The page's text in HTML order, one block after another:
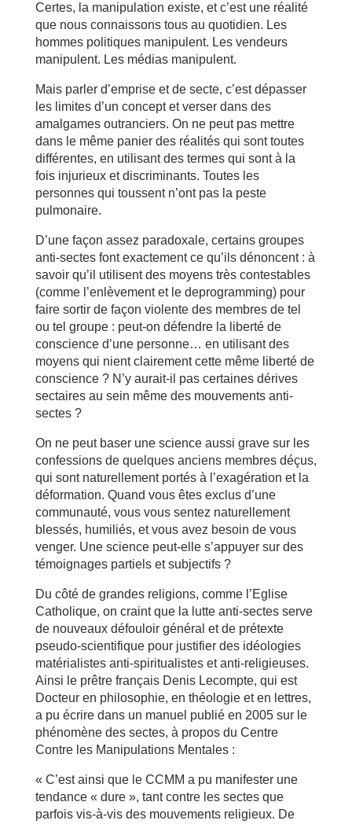
Certes, la manipulation existe, et c’est une réalité
que nous connaissons tous au quotidien. Les
hommes politiques manipulent. Les vendeurs
manipulent. Les médias manipulent.
Mais parler d’emprise et de secte, c’est dépasser
les limites d’un concept et verser dans des
amalgames outranciers. On ne peut pas mettre
dans le même panier des réalités qui sont toutes
différentes, en utilisant des termes qui sont à la
fois injurieux et discriminants. Toutes les
personnes qui toussent n’ont pas la peste
pulmonaire.
D’une façon assez paradoxale, certains groupes
anti-sectes font exactement ce qu’ils dénoncent : à
savoir qu’il utilisent des moyens très contestables
(comme l’enlèvement et le deprogramming) pour
faire sortir de façon violente des membres de tel
ou tel groupe : peut-on défendre la liberté de
conscience d’une personne… en utilisant des
moyens qui nient clairement cette même liberté de
conscience ? N’y aurait-il pas certaines dérives
sectaires au sein même des mouvements anti-
sectes ?
On ne peut baser une science aussi grave sur les
confessions de quelques anciens membres déçus,
qui sont naturellement portés à l’exagération et la
déformation. Quand vous êtes exclus d’une
communauté, vous vous sentez naturellement
blessés, humiliés, et vous avez besoin de vous
venger. Une science peut-elle s’appuyer sur des
témoignages partiels et subjectifs ?
Du côté de grandes religions, comme l’Eglise
Catholique, on craint que la lutte anti-sectes serve
de nouveaux défouloir général et de prétexte
pseudo-scientifique pour justifier des idéologies
matérialistes anti-spiritualistes et anti-religieuses.
Ainsi le prêtre français Denis Lecompte, qui est
Docteur en philosophie, en théologie et en lettres,
a pu écrire dans un manuel publié en 2005 sur le
phénomène des sectes, à propos du Centre
Contre les Manipulations Mentales :
« C’est ainsi que le CCMM a pu manifester une
tendance « dure », tant contre les sectes que
parfois vis-à-vis des mouvements religieux. De